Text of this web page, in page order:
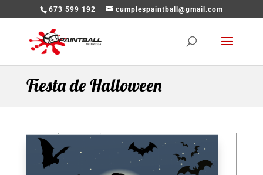
673 599 192 cumplespaintball@gmail.com
Fiesta de Halloween